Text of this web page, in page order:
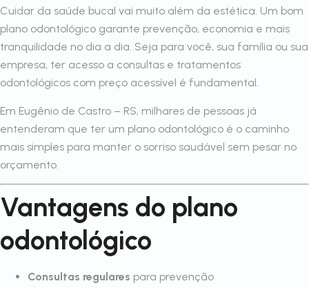
Cuidar da saúde bucal vai muito além da estética. Um bom
plano odontológico garante prevenção, economia e mais
tranquilidade no dia a dia. Seja para você, sua família ou sua
empresa, ter acesso a consultas e tratamentos
odontológicos com preço acessível é fundamental.
Em Eugênio de Castro – RS, milhares de pessoas já
entenderam que ter um plano odontológico é o caminho
mais simples para manter o sorriso saudável sem pesar no
orçamento.
Vantagens do plano
odontológico
Consultas regulares para prevenção